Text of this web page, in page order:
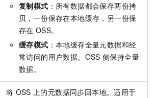
复制模式 ：所有数据都会保存两份拷
贝，一份保存在本地缓存，另一份保
存在 OSS。
缓存模式 ：本地缓存全量元数据和经
常访问的用户数据。OSS 侧保持全量
数据。
将 OSS 上的元数据同步回本地。适用于